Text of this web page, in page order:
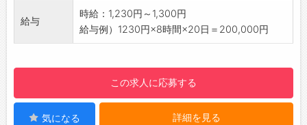
・将来的に双方合意のもと正社員登用の可能性
があります
・制服
・安全靴
【設備】
給与
時給：1,230円～1,300円
給与例）1230円×8時間×20日＝200,000円
この求人に応募する
気になる 詳細を見る